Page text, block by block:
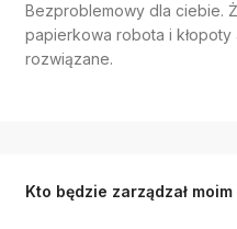
Bezproblemowy dla ciebie.
papierkowa robota i kłopoty
rozwiązane.
Kto będzie zarządzał